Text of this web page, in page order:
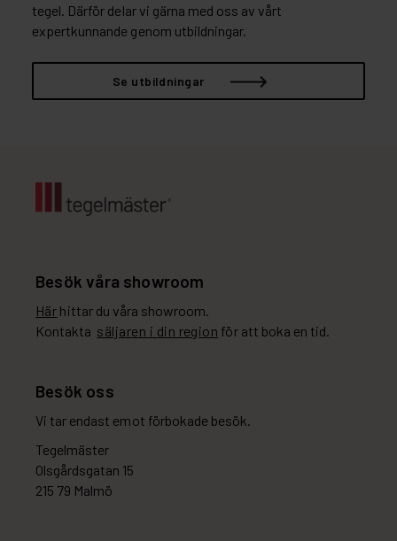
tegel. Därför delar vi gärna med oss av vårt
expertkunnande genom utbildningar.
Se utbildningar
Besök våra showroom
Här hittar du våra showroom.
Kontakta säljaren i din region för att boka en tid.
Besök oss
Vi tar endast emot förbokade besök.
Tegelmäster
Olsgårdsgatan 15
215 79 Malmö